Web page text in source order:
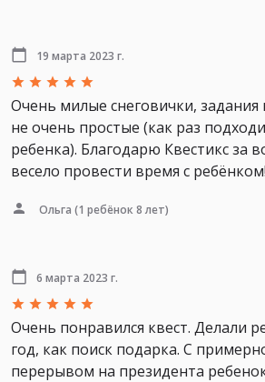
19 марта 2023 г.
Очень милые снеговички,
не очень простые (как раз
ребенка). Благодарю Квестикс за
весело провести время с ребёнком!
Ольга (1 ребёнок 8 лет)
6 марта 2023 г.
Очень понравился квест. Делали
год, как поиск подарка. С
перерывом на президента